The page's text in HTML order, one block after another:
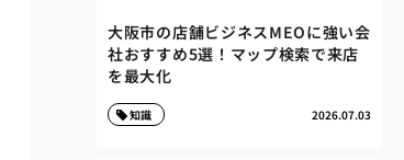
大阪市の店舗ビジネスMEOに強い会
社おすすめ5選！マップ検索で来店
を最大化
2026.07.03
知識